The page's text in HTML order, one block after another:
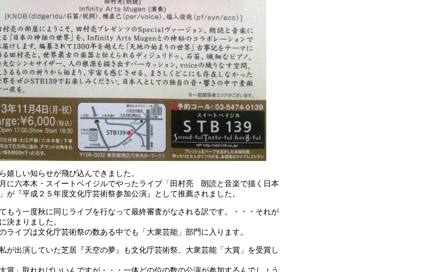
嬉しい知らせが飛び込んできました。
に六本木・スイートベイジルでやったライブ「田村亮 朗読と音楽で描く日本
が『平成２５年度文化庁芸術祭参加公演』として推薦されました。
もう一度秋に同じライブを行なって最終審査がなされる訳です。・・・それが
決まりました。
ライブは文化庁芸術祭の数ある中でも「大衆芸能」部門に入ります。
が出演していた芝居『天空の夢』も文化庁芸術祭、大衆芸能「大賞」を受賞し
賞」取れればいいんですが・・・一体どの位の数の公演が参加するんでしょう